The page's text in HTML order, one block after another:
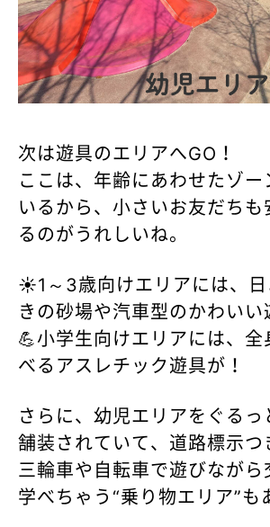
次は遊具のエリアへGO！
ここは、年齢にあわせたゾー
いるから、小さいお友だちも
るのがうれしいね。
☀️1～3歳向けエリアには、日
きの砂場や汽車型のかわい
💪小学生向けエリアには、全
べるアスレチック遊具が！
さらに、幼児エリアをぐるっ
舗装されていて、道路標示つ
三輪車や自転車で遊びながら
学べちゃう“乗り物エリア”も